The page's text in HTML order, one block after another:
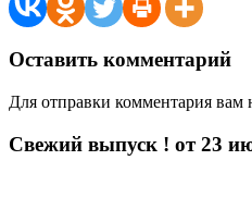
Оставить комментарий
Для отправки комментария вам
Свежий выпуск ! от 23